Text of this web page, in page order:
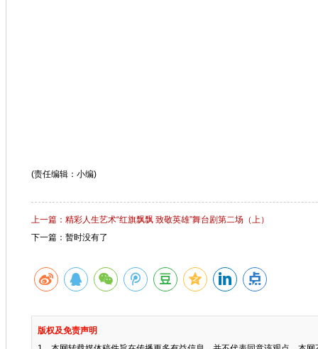
(责任编辑：小编)
上一篇：精彩人生艺术“红旗飘飘 致敬英雄”舞台剧第二场（上）
下一篇：暂时没有了
版权及免责声明